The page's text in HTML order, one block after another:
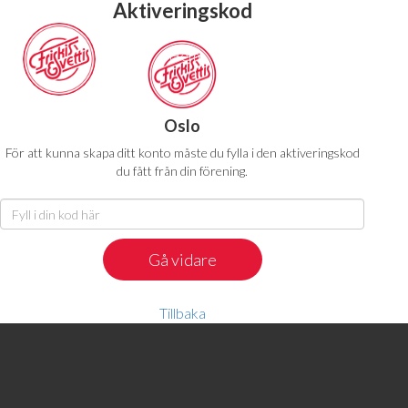
Hem
Aktiveringskod
Oslo
För att kunna skapa ditt konto måste du fylla i den aktiveringskod
du fått från din förening.
Tillbaka